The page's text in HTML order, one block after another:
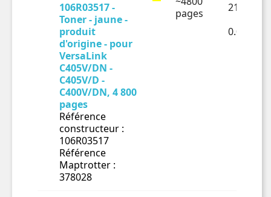
106R03517 -
Toner - jaune -
produit
d'origine - pour
VersaLink
C405V/DN -
C405V/D -
C400V/DN, 4 800
pages
Référence
constructeur :
106R03517
Référence
Maptrotter :
378028
pages
212.37 €